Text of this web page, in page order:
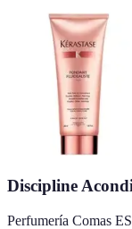
Discipline
Perfumería Comas ES